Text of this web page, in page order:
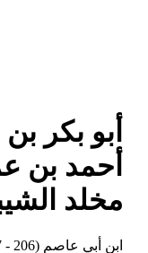
أبو بكر
أحمد بن
مخلد